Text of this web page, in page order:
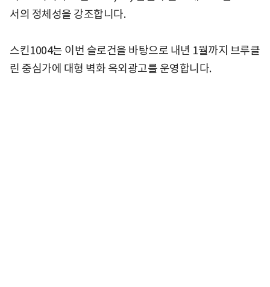
서의 정체성을 강조합니다.
스킨1004는 이번 슬로건을 바탕으로 내년 1월까지 브루클
린 중심가에 대형 벽화 옥외광고를 운영합니다.